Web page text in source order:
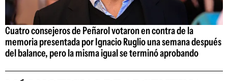
Cuatro consejeros de Peñarol votaron en contra de la
memoria presentada por Ignacio Ruglio una semana después
del balance, pero la misma igual se terminó aprobando